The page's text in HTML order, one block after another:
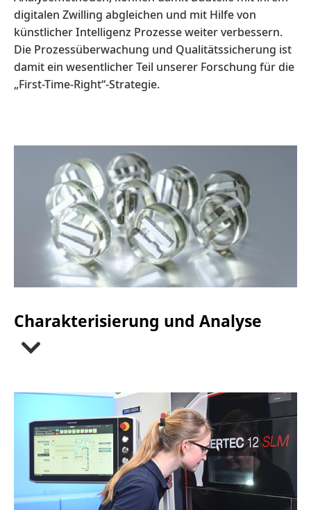
digitalen Zwilling abgleichen und mit Hilfe von
künstlicher Intelligenz Prozesse weiter verbessern.
Die Prozessüberwachung und Qualitätssicherung ist
damit ein wesentlicher Teil unserer Forschung für die
„First-Time-Right“-Strategie.
Charakterisierung und Analyse